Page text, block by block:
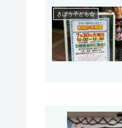
きぼう子ども会